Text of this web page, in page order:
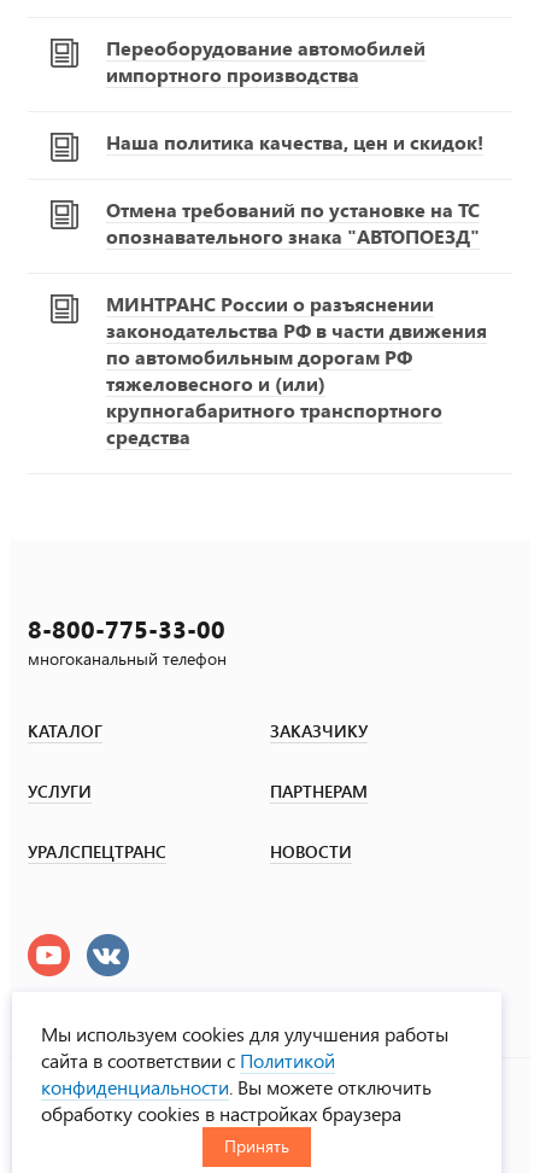
Переоборудование автомобилей
импортного производства
Наша политика качества, цен и скидок!
Отмена требований по установке на ТС
опознавательного знака "АВТОПОЕЗД"
МИНТРАНС России о разъяснении
законодательства РФ в части движения
по автомобильным дорогам РФ
тяжеловесного и (или)
крупногабаритного транспортного
средства
8-800-775-33-00
многоканальный телефон
КАТАЛОГ ЗАКАЗЧИКУ
УСЛУГИ ПАРТНЕРАМ
УРАЛСПЕЦТРАНС НОВОСТИ
УралСпецТранс
© ООО «Урал СТ», 2000-2026
Политика конфиденциальности
Мы используем cookies для улучшения работы
сайта в соответствии с Политикой
конфиденциальности . Вы можете отключить
обработку cookies в настройках браузера
Принять